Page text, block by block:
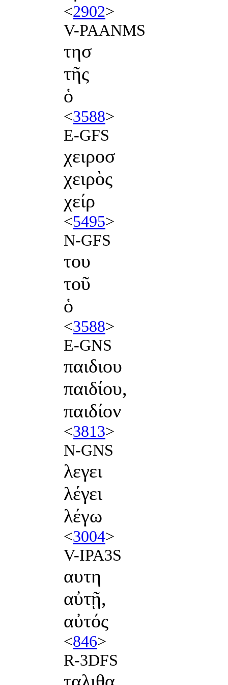
<2902>
V-PAANMS
τησ
τῆς
ὁ
<3588>
E-GFS
χειροσ
χειρὸς
χείρ
<5495>
N-GFS
του
τοῦ
ὁ
<3588>
E-GNS
παιδιου
παιδίου,
παιδίον
<3813>
N-GNS
λεγει
λέγει
λέγω
<3004>
V-IPA3S
αυτη
αὐτῇ,
αὐτός
<846>
R-3DFS